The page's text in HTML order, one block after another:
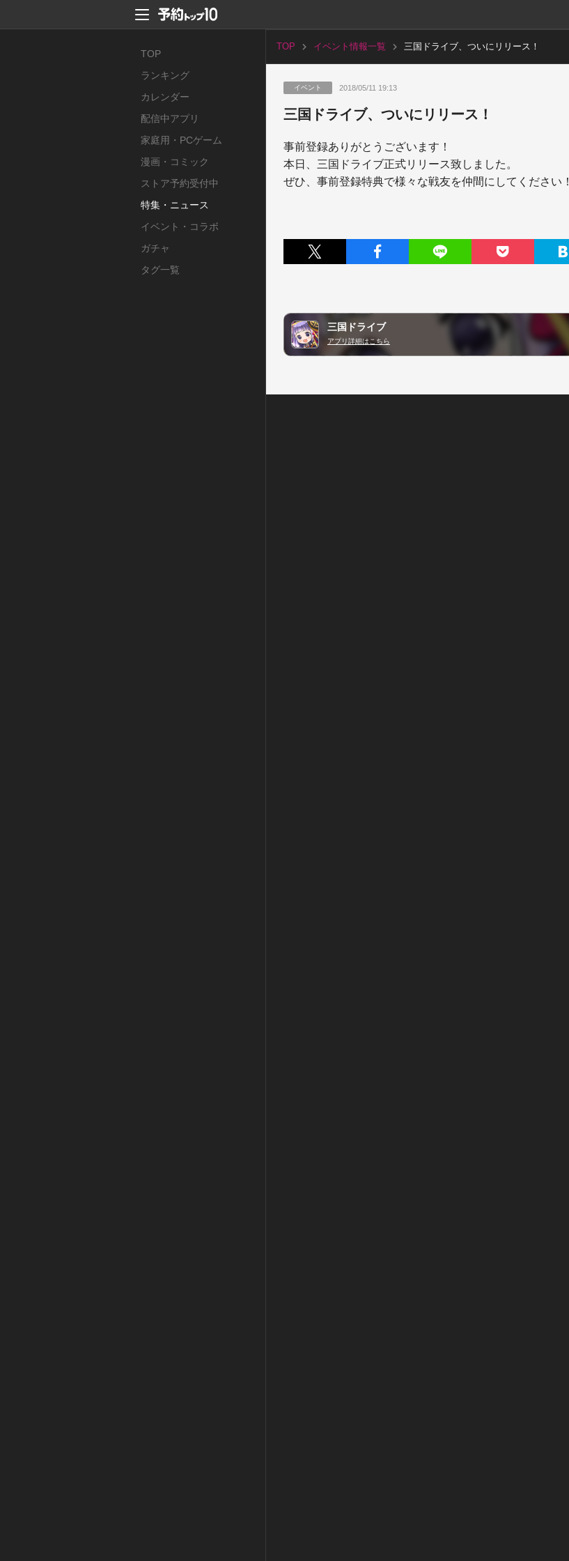
TOP
ランキング
カレンダー
配信中アプリ
家庭用・PCゲーム
漫画・コミック
ストア予約受付中
特集・ニュース
イベント・コラボ
ガチャ
タグ一覧
TOP イベント情報一覧 三国ドライブ、ついにリリース！
イベント 2018/05/11 19:13
三国ドライブ、ついにリリース！
事前登録ありがとうございます！
本日、三国ドライブ正式リリース致しました。
ぜひ、事前登録特典で様々な戦友を仲間にしてください！
三国ドライブ
アプリ詳細はこちら